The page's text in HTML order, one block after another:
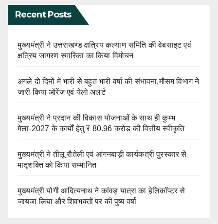
Recent Posts
मुख्यमंत्री ने उत्तराखण्ड क्षत्रिय कल्याण समिति की वेबसाइट एवं
क्षत्रिय जागरण स्मारिका का किया विमोचन
अगले दो दिनों में भारी से बहुत भारी वर्षा की संभावना,मौसम विभाग ने
जारी किया ऑरेंज एवं येलो अलर्ट
मुख्यमंत्री ने प्रदान की विकास योजनाओं के साथ ही कुम्भ
मेला-2027 के कार्यों हेतु ₹ 80.96 करोड़ की वित्तीय स्वीकृति
मुख्यमंत्री ने तीलू रौतेली एवं आंगनबाड़ी कार्यकत्री पुरस्कार से
मातृशक्ति को किया सम्मानित
मुख्यमंत्री योगी आदित्यनाथ ने कांवड़ यात्रा का हेलिकॉप्टर से
जायजा लिया और शिवभक्तों पर की पुष्प वर्षा